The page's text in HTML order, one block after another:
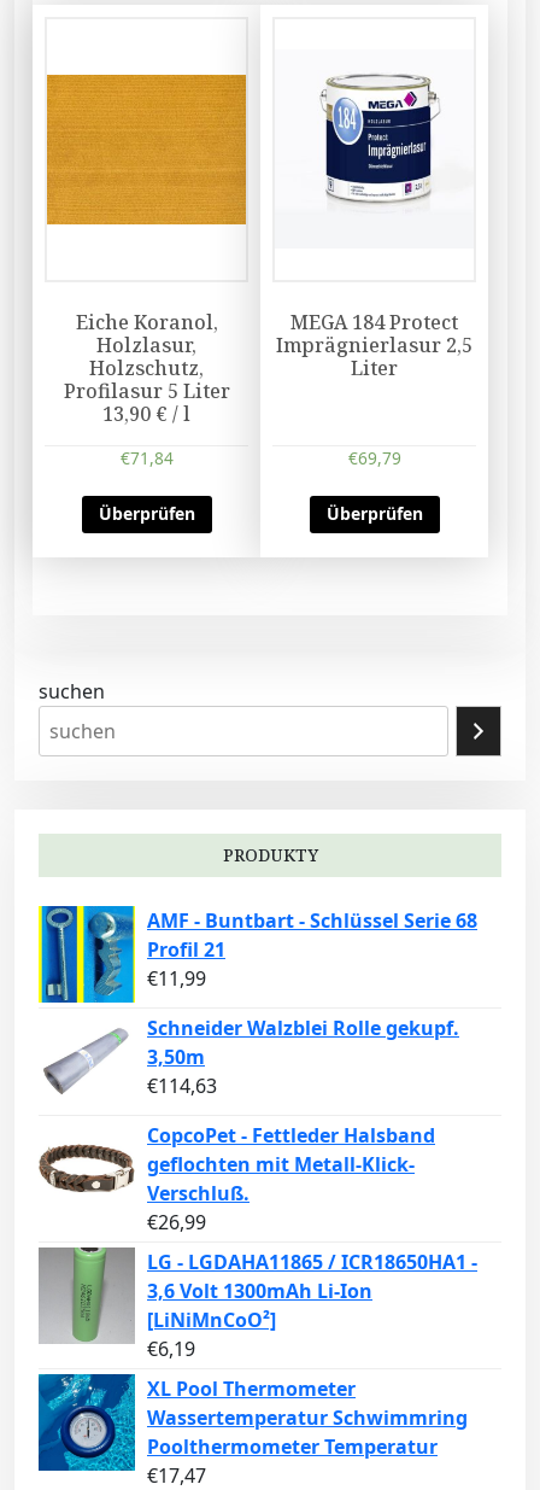
Eiche Koranol,
Holzlasur,
Holzschutz,
Profilasur 5 Liter
13,90 € / l
€71,84
Überprüfen
MEGA 184 Protect
Imprägnierlasur 2,5
Liter
€69,79
Überprüfen
suchen
PRODUKTY
AMF - Buntbart - Schlüssel Serie 68
Profil 21
€11,99
Schneider Walzblei Rolle gekupf.
3,50m
€114,63
CopcoPet - Fettleder Halsband
geflochten mit Metall-Klick-
Verschluß.
€26,99
LG - LGDAHA11865 / ICR18650HA1 -
3,6 Volt 1300mAh Li-Ion
[LiNiMnCoO²]
€6,19
XL Pool Thermometer
Wassertemperatur Schwimmring
Poolthermometer Temperatur
€17,47